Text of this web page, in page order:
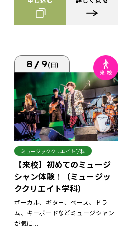
8/9(日)
ミュージッククリエイト学科
【来校】初めてのミュージ
シャン体験！（ミュージッ
ククリエイト学科）
ボーカル、ギター、ベース、ドラ
ム、キーボードなどミュージシャン
が気に...